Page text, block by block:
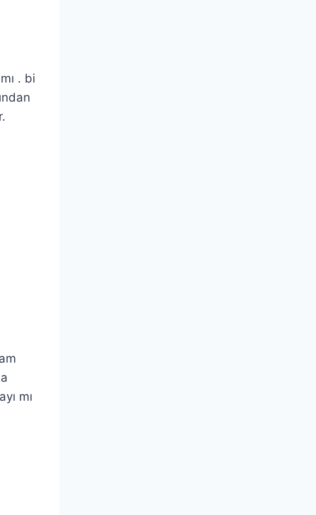
. bi
mı